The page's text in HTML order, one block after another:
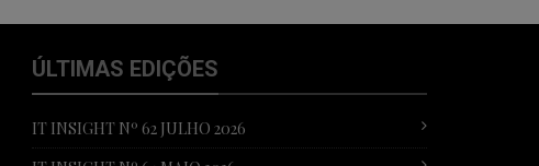
ÚLTIMAS EDIÇÕES
IT INSIGHT Nº 62 JULHO 2026